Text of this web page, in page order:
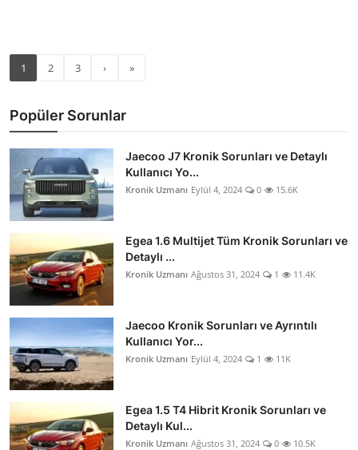
1 2 3 › »
Popüler Sorunlar
Jaecoo J7 Kronik Sorunları ve Detaylı
Kullanıcı Yo...
Kronik Uzmanı Eylül 4, 2024 0 15.6K
Egea 1.6 Multijet Tüm Kronik Sorunları ve
Detaylı ...
Kronik Uzmanı Ağustos 31, 2024 1 11.4K
Jaecoo Kronik Sorunları ve Ayrıntılı
Kullanıcı Yor...
Kronik Uzmanı Eylül 4, 2024 1 11K
Egea 1.5 T4 Hibrit Kronik Sorunları ve
Detaylı Kul...
Kronik Uzmanı Ağustos 31, 2024 0 10.5K